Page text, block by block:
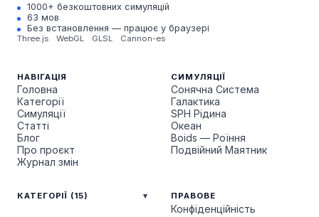
1000+ безкоштовних симуляцій
63 мов
Без встановлення — працює у браузері
Three.js WebGL GLSL Cannon-es
НАВІГАЦІЯ
Головна
Категорії
Симуляції
Статті
Блог
Про проєкт
Журнал змін
СИМУЛЯЦІЇ
Сонячна Система
Галактика
SPH Рідина
Океан
Boids — Роїння
Подвійний Маятник
КАТЕГОРІЇ (15) ПРАВОВЕ
Конфіденційність